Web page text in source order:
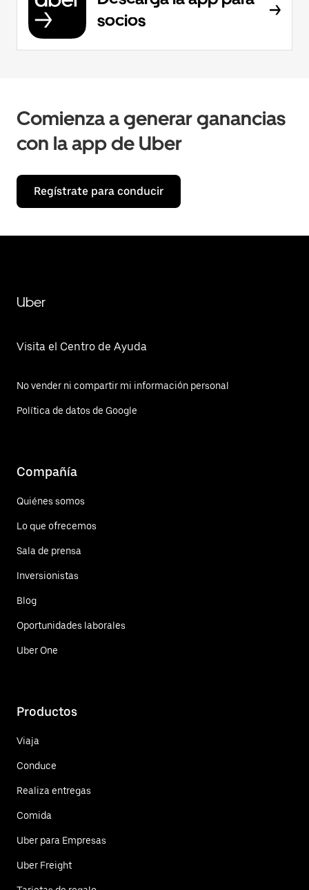
socios
Comienza a generar ganancias
con la app de Uber
Regístrate para conducir
Uber
Visita el Centro de Ayuda
No vender ni compartir mi información personal
Política de datos de Google
Compañía
Quiénes somos
Lo que ofrecemos
Sala de prensa
Inversionistas
Blog
Oportunidades laborales
Uber One
Productos
Viaja
Conduce
Realiza entregas
Comida
Uber para Empresas
Uber Freight